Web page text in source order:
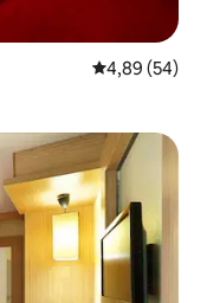
Note
4,89 (54)